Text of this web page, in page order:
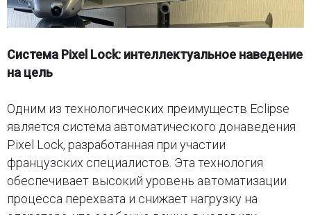
Система Pixel Lock: интеллектуальное наведение
на цель
Одним из технологических преимуществ Eclipse
является система автоматического донаведения
Pixel Lock, разработанная при участии
французских специалистов. Эта технология
обеспечивает высокий уровень автоматизации
процесса перехвата и снижает нагрузку на